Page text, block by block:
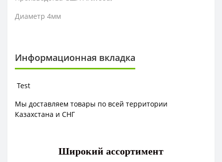
Диаметр 4мм
Информационная вкладка
Test
Мы доставляем товары по всей территории
Казахстана и СНГ
Широкий ассортимент